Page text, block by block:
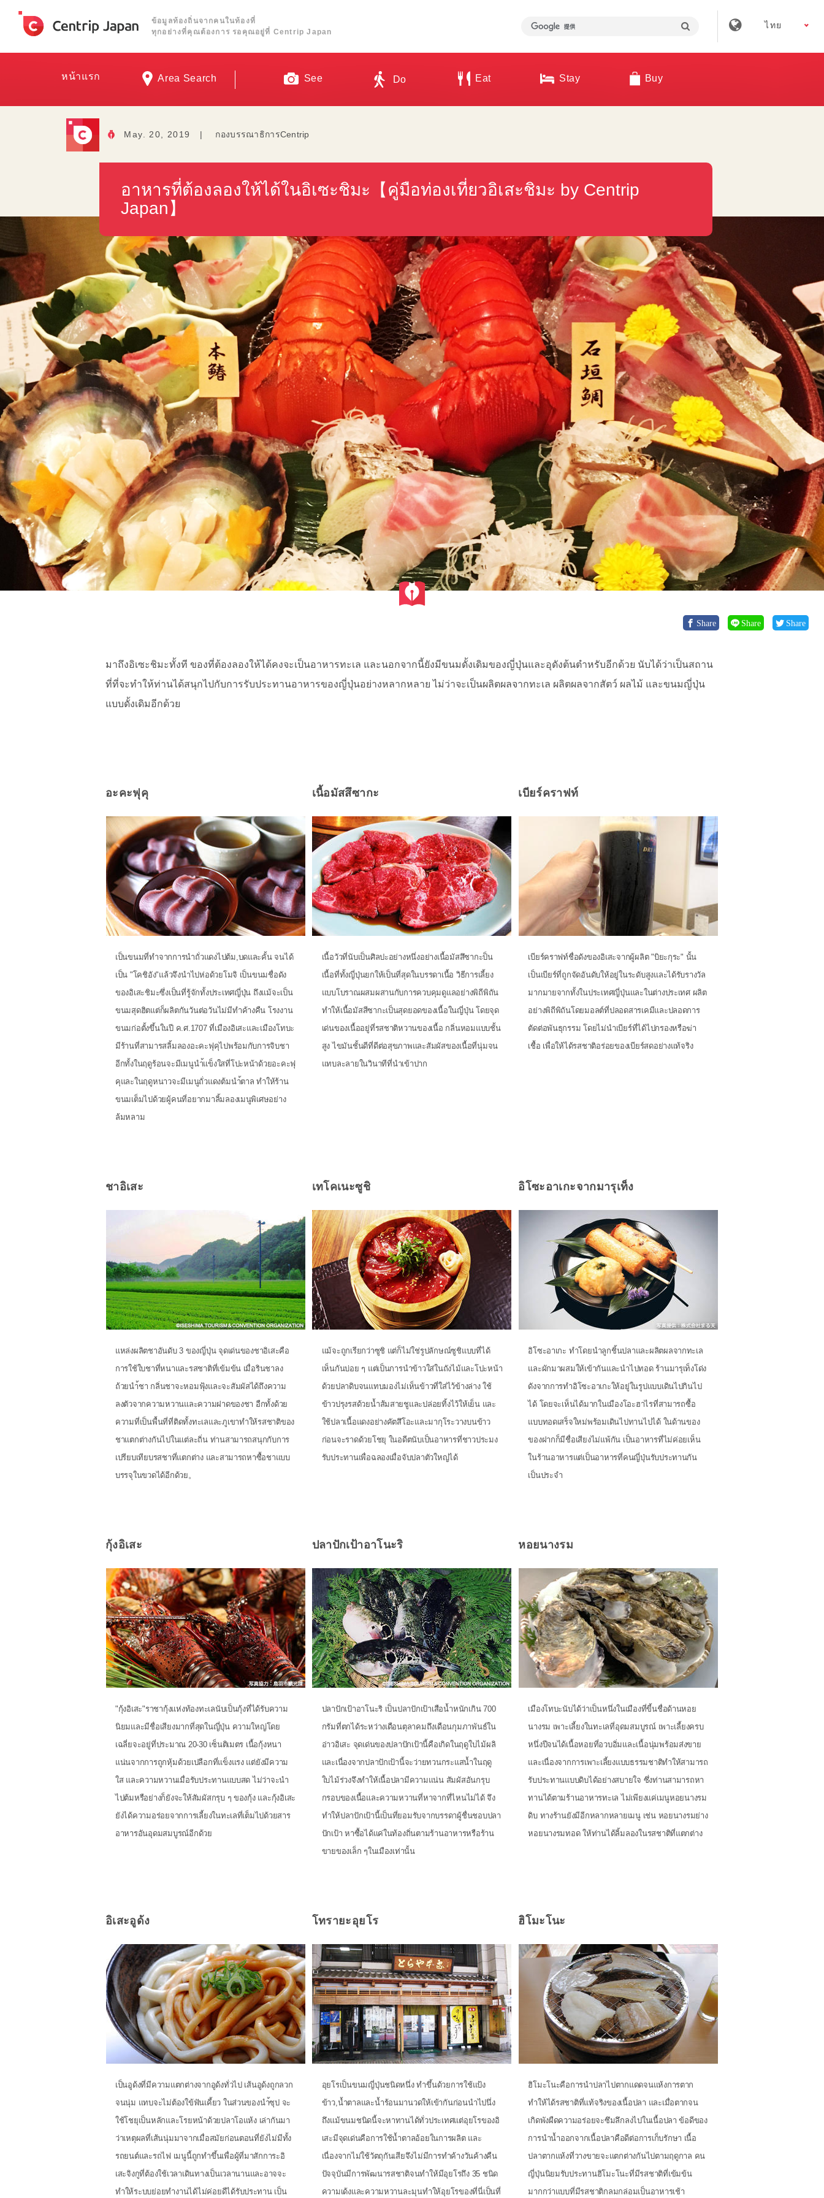
ข้อมูลท้องถิ่นจากคนในท้องที่
ทุกอย่างที่คุณต้องการ รอคุณอยู่ที่ Centrip Japan
ไทย
หน้าแรก Area Search See Do Eat Stay Buy
May. 20, 2019 | กองบรรณาธิการCentrip
อาหารที่ต้องลองให้ได้ในอิเซะชิมะ【คู่มือท่องเที่ยวอิเสะชิมะ by Centrip
Japan】
Share Share Share
มาถึงอิเซะชิมะทั้งที ของที่ต้องลองให้ได้คงจะเป็นอาหารทะเล และนอกจากนี้ยังมีขนมดั้งเดิมของญี่ปุ่นและอุดังต้นตำหรับอีกด้วย นับได้ว่าเป็นสถาน
ที่ที่จะทำให้ท่านได้สนุกไปกับการรับประทานอาหารของญี่ปุ่นอย่างหลากหลาย ไม่ว่าจะเป็นผลิตผลจากทะเล ผลิตผลจากสัตว์ ผลไม้ และขนมญี่ปุ่น
แบบดั้งเดิมอีกด้วย
อะคะฟุคุ
เป็นขนมที่ทำจากการนำถั่วแดงไปต้ม,บดและคั้น จนได้
เป็น "โคชิอัง"แล้วจึงนำไปห่อด้วยโมจิ เป็นขนมชื่อดัง
ของอิเสะชิมะซึ่งเป็นที่รู้จักทั้งประเทศญี่ปุ่น ถึงแม้จะเป็น
ขนมสุดฮิตแต่ก็ผลิตกันวันต่อวันไม่มีทำค้างคืน โรงงาน
ขนมก่อตั้งขึ้นในปี ค.ศ.1707 ที่เมืองอิเสะและเมืองโทบะ
มีร้านที่สามารสลิ้มลองอะคะฟุคุไปพร้อมกับการจิบชา
อีกทั้งในฤดูร้อนจะมีเมนูนำ้แข็งใสที่โปะหน้าด้วยอะคะฟุ
คุและในฤดูหนาวจะมีเมนูถั่วแดงต้มนำ้ตาล ทำให้ร้าน
ขนมเต็มไปด้วยผู้คนที่อยากมาลิ้มลองเมนูพิเศษอย่าง
ล้มหลาม
เนื้อมัสสึซากะ
เนื้อวัวที่นับเป็นศิลปะอย่างหนึ่งอย่างเนื้อมัสสึซากะป็น
เนื้อที่ทั้งญี่ปุ่นยกให้เป็นที่สุดในบรรดาเนื้อ วิธีการเลี้ยง
แบบโบราณผสมผสานกับการควบคุมดูแลอย่างพิถีพิถัน
ทำให้เนื้อมัสสีซากะเป็นสุดยอดของเนื้อในญี่ปุ่น โดยจุด
เด่นของเนื้ออยู่ที่รสชาติหวานของเนื้อ กลิ่นหอมแบบชั้น
สูง ไขมันชั้นดีที่ดีต่อสุขภาพและสัมผัสของเนื้อที่นุ่มจน
แทบละลายในวินาทีที่นำเข้าปาก
เบียร์คราฟท์
เบียร์คราฟท์ชื่อดังของอิเสะจากผู้ผลิต "บิยะกุระ" นั้น
เป็นเบียร์ที่ถูกจัดอันดับให้อยู่ในระดับสูงและได้รับรางวัล
มากมายจากทั้งในประเทศญี่ปุ่นและในต่างประเทศ ผลิต
อย่างพิถีพิถันโดยมอลต์ที่ปลอดสารเคมีและปลอดการ
ตัดต่อพันธุกรรม โดยไม่นำเบียร์ที่ได้ไปกรองหรือฆ่า
เชื้อ เพื่อให้ได้รสชาติอร่อยของเบียร์สดอย่างแท้จริง
ชาอิเสะ
แหล่งผลิตชาอันดับ 3 ของญี่ปุ่น จุดเด่นของชาอิเสะคือ
การใช้ใบชาที่หนาและรสชาติที่เข้มข้น เมื่อรินชาลง
ถ้วยนำ้ชา กลิ่นชาจะหอมฟุ้งและจะสัมผัสได้ถึงความ
ลงตัวจากความหวานและความฝาดของชา อืกทั้งด้วย
ความที่เป็นพื้นที่ที่ติดทั้งทะเลและภูเขาทำให้รสชาติของ
ชาแตกต่างกันไปในแต่ละถิ่น ท่านสามารถสนุกกับการ
เปรียบเทียบรสชาที่แตกต่าง และสามารถหาซื้อชาแบบ
บรรจุในขวดได้อีกด้วย。
เทโคเนะซูชิ
แม้จะถูกเรียกว่าซูชิ แต่ก็ไม่ใช่รูปลักษณ์ซูชิแบบที่ได้
เห็นกันบ่อย ๆ แต่เป็นการนำข้าวใส่ในถังไม้และโปะหน้า
ด้วยปลาดิบจนแทบมองไม่เห็นข้าวที่ใส่ไว้ข้างล่าง ใช้
ข้าวปรุงรสด้วยน้ำส้มสายชูและปล่อยทิ้งไว้ให้เย็น และ
ใช้ปลาเนื้อแดงอย่างคัตสึโอะและมากุโระวางบนข้าว
ก่อนจะราดด้วยโชยุ ในอดีตนับเป็นอาหารที่ชาวประมง
รับประทานเพื่อฉลองเมื่อจับปลาตัวใหญ่ได้
อิโซะอาเกะจากมารุเท็ง
อิโซะอาเกะ ทำโดยนำลูกชิ้นปลาและผลิตผลจากทะเล
และผักมาผสมให้เข้ากันและนำไปทอด ร้านมารุเท็งโด่ง
ดังจากการทำอิโซะอาเกะให้อยู่ในรูปแบบเดินไปกินไป
ได้ โดยจะเห็นได้มากในเมืองโอะฮาไรที่สามารถซื้อ
แบบทอดเสร็จใหม่พร้อมเดินไปทานไปได้ ในด้านของ
ของฝากก็มีชื่อเสียงไม่แพ้กัน เป็นอาหารที่ไม่ค่อยเห็น
ในร้านอาหารแต่เป็นอาหารที่คนญี่ปุ่นรับประทานกัน
เป็นประจำ
กุ้งอิเสะ
"กุ้งอิเสะ"ราชากุ้งแห่งท้องทะเลนับเป็นกุ้งที่ได้รับความ
นิยมและมีชื่อเสียงมากที่สุดในญี่ปุ่น ความใหญ่โดย
เฉลี่ยจะอยู่ที่ประมาณ 20-30 เซ็นติเมตร เนื้อกุ้งหนา
แน่นจากการถูกหุ้มด้วยเปลือกที่แข็งแรง แต่ยังมีความ
ใส และความหวานเมื่อรับประทานแบบสด ไม่ว่าจะนำ
ไปต้มหรือย่างก็ยังจะให้สัมผัสกรุบ ๆ ของกุ้ง และกุ้งอิเสะ
ยังได้ความอร่อยจากการเลี้ยงในทะเลที่เต็มไปด้วยสาร
อาหารอันอุดมสมบูรณ์อีกด้วย
ปลาปักเป้าอาโนะริ
ปลาปักเป้าอาโนะริ เป็นปลาปักเป้าเสือน้ำหนักเกิน 700
กรัมที่ตกได้ระหว่างเดือนตุลาคมถึงเดือนกุมภาพันธ์ใน
อ่าวอิเสะ จุดเด่นของปลาปักเป้านี้คือเกิดในฤดูใบไม้ผลิ
และเนื่องจากปลาปักเป้านี้จะว่ายทวนกระแสน้ำในฤดู
ใบไม้ร่วงจึงทำให้เนื้อปลามีความแน่น สัมผัสอันกรุบ
กรอบของเนื้อและความหวานที่หาจากที่ไหนไม่ได้ จึง
ทำให้ปลาปักเป้านี้เป็นที่ยอมรับจากบรรดาผู้ชื่นชอบปลา
ปักเป้า หาซื้อได้แค่ในท้องถิ่นตามร้านอาหารหรือร้าน
ขายของเล็ก ๆในเมืองเท่านั้น
หอยนางรม
เมืองโทบะนับได้ว่าเป็นหนึ่งในเมืองที่ขี้นชื่อด้านหอย
นางรม เพาะเลี้ยงในทะเลที่อุดมสมบูรณ์ เพาะเลี้ยงครบ
หนึ่งปีจนได้เนื้อหอยที่อวบอิ่มและเนื้อนุ่มพร้อมส่งขาย
และเนื่องจากการเพาะเลี้ยงแบบธรรมชาติทำให้สามารถ
รับประทานแบบดิบได้อย่างสบายใจ ซึ่งท่านสามารถหา
ทานได้ตามร้านอาหารทะเล ไม่เพียงแค่เมนูหอยนางรม
ดิบ ทางร้านยังมีอีกหลากหลายเมนู เช่น หอยนางรมย่าง
หอยนางรมทอด ให้ท่านได้ลิ้มลองในรสชาติที่แตกต่าง
อิเสะอูด้ง
เป็นอูด้งที่มีความแตกต่างจากอูด้งทั่วไป เส้นอูด้งถูกลวก
จนนุ่ม แทบจะไม่ต้องใข้ฟันเคี้ยว ในส่วนของนำ้ซุป จะ
ใช้โชยุเป็นหลักและโรยหน้าด้วยปลาโอแห้ง เล่ากันมา
ว่าเหตุผลที่เส้นนุ่มมาจากเมื่อสมัยก่อนตอนที่ยังไม่มีทั้ง
รถยนต์และรถไฟ เมนูนี้ถูกทำขึ้นเพื่อผู้ที่มาสักการะอิ
เสะจิงกูที่ต้องใช้เวลาเดินทางเป็นเวลานานและอาจจะ
ทำให้ระบบย่อยทำงานได้ไม่ค่อยดีได้รับประทาน เป็น
โทรายะอุยโร
อุยโรเป็นขนมญี่ปุ่นชนิดหนึ่ง ทำขึ้นด้วยการใช้แป้ง
ข้าว,น้ำตาลและน้ำร้อนมานวดให้เข้ากันก่อนนำไปนึ่ง
ถึงแม้ขนมชนิดนี้จะหาทานได้ทั่วประเทศแต่อุยโรของอิ
เสะมีจุดเด่นคือการใช้น้ำตาลอ้อยในการผลิต และ
เนื่องจากไม่ใช้วัตถุกันเสียจึงไม่มีการทำค้างวันค้างคืน
ปัจจุบันมีการพัฒนารสชาติจนทำให้มีอุยโรถึง 35 ชนิด
ความเด้งและความหวานละมุนทำให้อุยโรของที่นี่เป็นที่
ฮิโมะโนะ
ฮิโมะโนะคือการนำปลาไปตากแดดจนแห้ง​ การตาก
ทำให้ได้รสชาติที่แท้จริงของเนื้อปลา และเมื่อตากจน
เกิดพังผืดความอร่อยจะซึมลึกลงไปในเนื้อปลา ข้อดีของ
การนำน้ำออกจากเนื้อปลาคือดีต่อการเก็บรักษา เนื้อ
ปลาตากแห้งที่วางขายจะแตกต่างกันไปตามฤดูกาล คน
ญี่ปุ่นนิยมรับประทานฮิโมะโนะที่มีรสชาติที่เข้มข้น
มากกว่าแบบที่มีรสชาติกลมกล่อมเป็นอาหารเช้า